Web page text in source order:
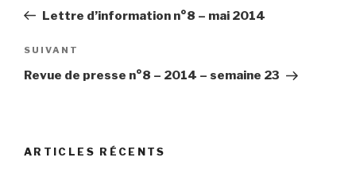
l’article
précédent
Lettre d’information n°8 – mai 2014
Article
suivant
SUIVANT
Revue de presse n°8 – 2014 – semaine 23
ARTICLES RÉCENTS